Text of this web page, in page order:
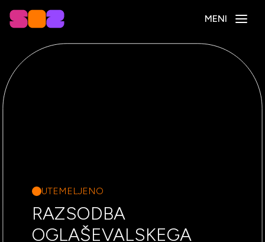
MENI
UTEMELJENO
RAZSODBA
OGLAŠEVALSKEGA